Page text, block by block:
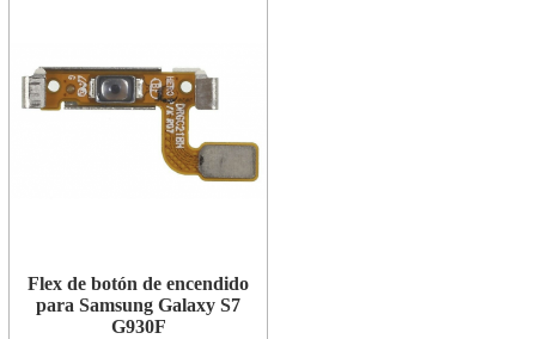
Flex de botón de encendido
para Samsung Galaxy S7
G930F